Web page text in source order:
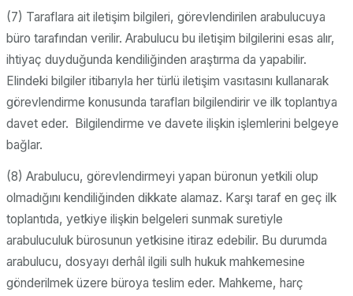
(7) Taraflara ait iletişim bilgileri, görevlendirilen arabulucuya
büro tarafından verilir. Arabulucu bu iletişim bilgilerini esas alır,
ihtiyaç duyduğunda kendiliğinden araştırma da yapabilir.
Elindeki bilgiler itibarıyla her türlü iletişim vasıtasını kullanarak
görevlendirme konusunda tarafları bilgilendirir ve ilk toplantıya
davet eder. Bilgilendirme ve davete ilişkin işlemlerini belgeye
bağlar.
(8) Arabulucu, görevlendirmeyi yapan büronun yetkili olup
olmadığını kendiliğinden dikkate alamaz. Karşı taraf en geç ilk
toplantıda, yetkiye ilişkin belgeleri sunmak suretiyle
arabuluculuk bürosunun yetkisine itiraz edebilir. Bu durumda
arabulucu, dosyayı derhâl ilgili sulh hukuk mahkemesine
gönderilmek üzere büroya teslim eder. Mahkeme, harç